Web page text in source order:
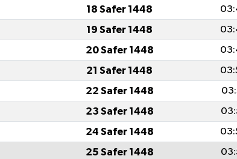
18 Safer 1448
19 Safer 1448
20 Safer 1448
21 Safer 1448
22 Safer 1448
23 Safer 1448
24 Safer 1448
25 Safer 1448